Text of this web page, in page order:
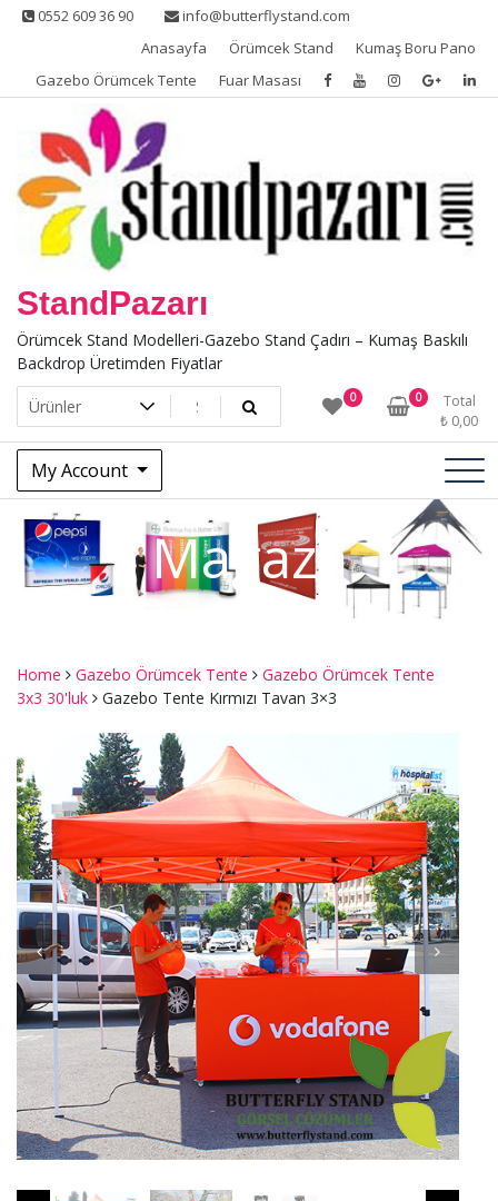
Skip 0552 609 36 90
info@butterflystand.com
Anasayfa
Örümcek Stand
Kumaş Boru Pano
Gazebo Örümcek Tente
Fuar Masası
StandPazarı
Örümcek Stand Modelleri-Gazebo Stand Çadırı – Kumaş Baskılı
Backdrop Üretimden Fiyatlar
0 0
Total
₺ 0,00
My Account
Mağaza
Home Gazebo Örümcek Tente
Gazebo Örümcek Tente
3x3 30'luk
Gazebo Tente Kırmızı Tavan 3×3